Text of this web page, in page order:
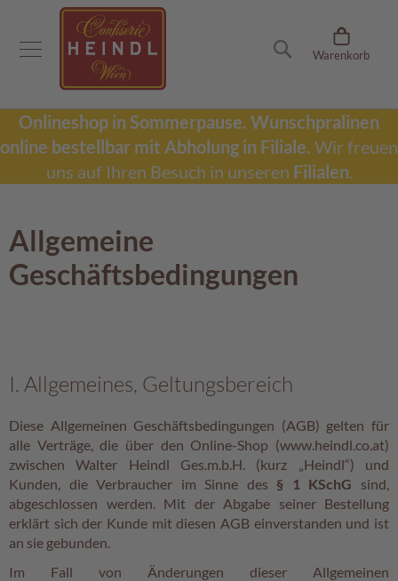
Suche
Warenkorb
Onlineshop
D
a
S
h
o
l
a
d
s
h
p
r
a
l
i
n
Onlineshop in Sommerpause. Wunschpralinen
online bestellbar mit Abholung in Filiale. Wir freuen
uns auf Ihren Besuch in unseren Filialen.
Allgemeine
Geschäftsbedingungen
I. Allgemeines, Geltungsbereich
Diese Allgemeinen Geschäftsbedingungen (AGB) gelten für
alle Verträge, die über den Online-Shop (www.heindl.co.at)
zwischen Walter Heindl Ges.m.b.H. (kurz „Heindl“) und
Kunden, die Verbraucher im Sinne des § 1 KSchG sind,
abgeschlossen werden. Mit der Abgabe seiner Bestellung
erklärt sich der Kunde mit diesen AGB einverstanden und ist
an sie gebunden.
Im Fall von Änderungen dieser Allgemeinen